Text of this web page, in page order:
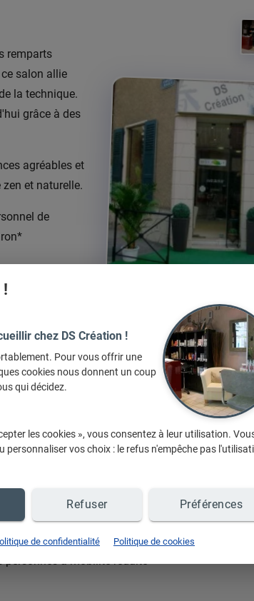
remparts
salon allie
la technique.
grâce à des
agréables et
et naturelle.
de
à mobilité réduite
chez DS Création !
Pour vous offrir une
cookies nous donnent un coup
qui décidez.
les cookies », vous consentez à leur utilisation.
personnaliser vos choix : le refus n'empêche pas
Refuser Préférences
de confidentialité Politique de cookies